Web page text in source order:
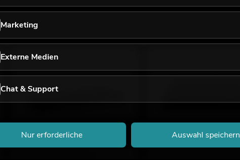
Marketing
Externe Medien
Chat & Support
Nur erforderliche Auswahl speichern